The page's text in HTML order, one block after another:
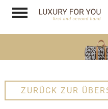
ZURÜCK ZUR